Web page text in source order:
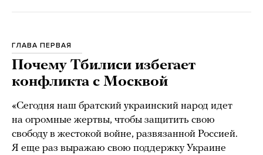
ГЛАВА ПЕРВАЯ
Почему Тбилиси избегает
конфликта с Москвой
«Сегодня наш братский украинский народ идет
на огромные жертвы, чтобы защитить свою
свободу в жестокой войне, развязанной Россией.
Я еще раз выражаю свою поддержку Украине